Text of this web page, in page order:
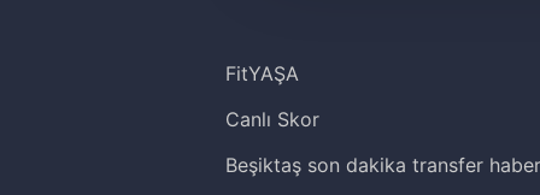
Çerezlere ilişkin tercihlerinizi
butonuna tıklayabilir,
6698 sayılı Kişisel Verilerin
FitYAŞA
Canlı Skor
Beşiktaş son dakika transfer